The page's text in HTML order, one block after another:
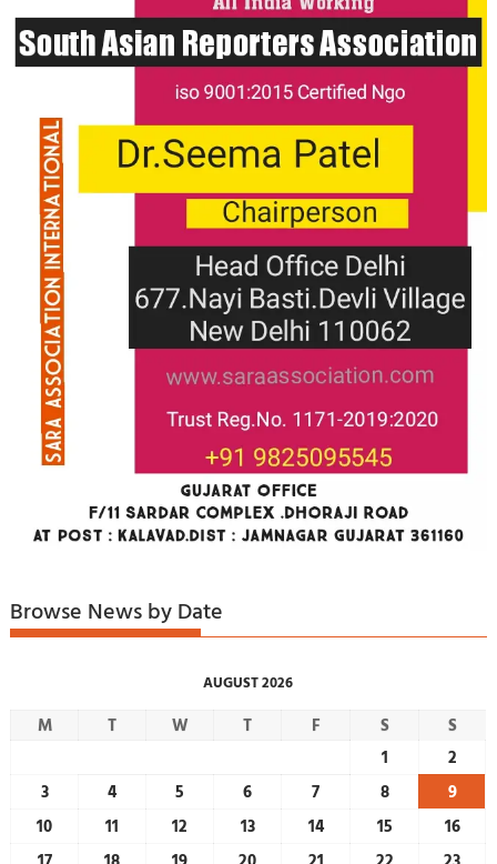
Browse News by Date
AUGUST 2026
M T W T F S
S
1
2
3
4 5 6 7 8
9
10
11 12 13 14 15
16